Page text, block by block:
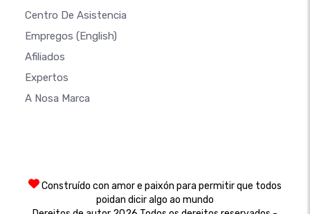
Centro De Asistencia
Empregos (English)
Afiliados
Expertos
A Nosa Marca
Construído con amor e paixón para permitir que todos
poidan dicir algo ao mundo